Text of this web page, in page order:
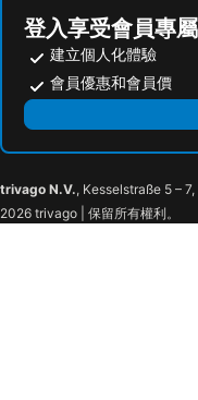
Bunk Guesthouse
82 Capsule Hotel
Nine Brick Seoul
JSM Studio
Gwangmyeong station
Songdo
East gate
Yangjae
Dangsan
Songpa-gu
登入享受會員專
建立個人化體驗
會員優惠和會員價
trivago N.V., Kesselstraße 5 –
2026 trivago | 保留所有權利。